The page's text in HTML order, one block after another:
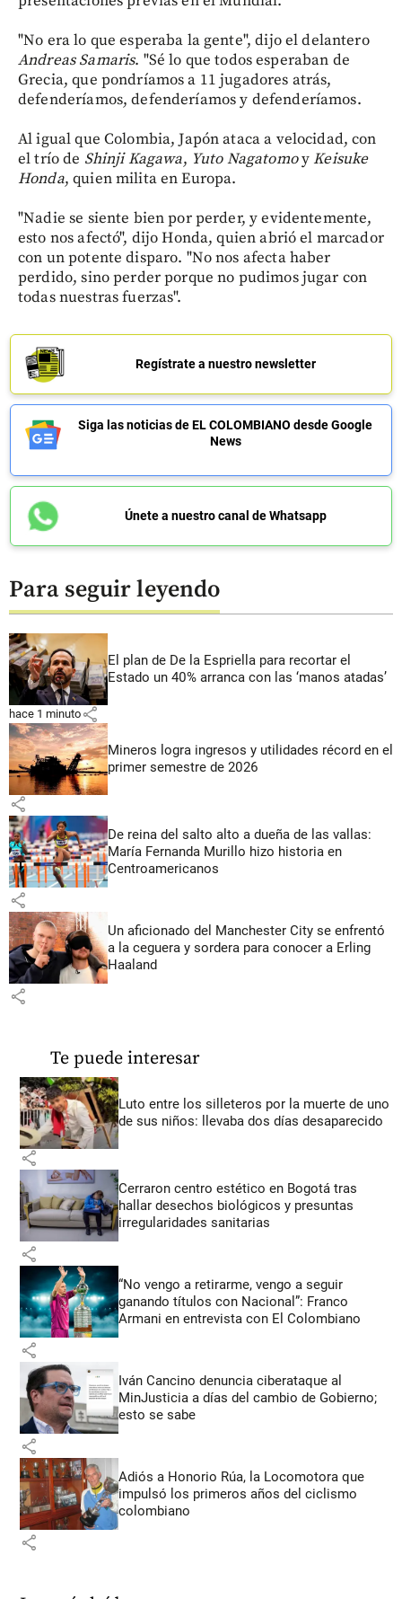
"No era lo que esperaba la gente", dijo el delantero
Andreas Samaris. "Sé lo que todos esperaban de
Grecia, que pondríamos a 11 jugadores atrás,
defenderíamos, defenderíamos y defenderíamos.
Al igual que Colombia, Japón ataca a velocidad, con
el trío de Shinji Kagawa, Yuto NagatomoyKeisuke
Honda, quien milita en Europa.
"Nadie se siente bien por perder, y evidentemente,
esto nos afectó", dijo Honda, quien abrió el marcador
con un potente disparo. "No nos afecta haber
perdido, sino perder porque no pudimos jugar con
todas nuestras fuerzas".
Regístrate a nuestro newsletter
Siga las noticias de EL COLOMBIANO desde Google
News
Únete a nuestro canal de Whatsapp
Para seguir leyendo
El plan de De la Espriella para recortar el
Estado un 40% arranca con las ‘manos atadas’
hace 1 minuto share
Mineros logra ingresos y utilidades récord en el
primer semestre de 2026
share
De reina del salto alto a dueña de las vallas:
María Fernanda Murillo hizo historia en
Centroamericanos
share
Un aficionado del Manchester City se enfrentó
a la ceguera y sordera para conocer a Erling
Haaland
share
Te puede interesar
Luto entre los silleteros por la muerte de uno
de sus niños: llevaba dos días desaparecido
share
Cerraron centro estético en Bogotá tras
hallar desechos biológicos y presuntas
irregularidades sanitarias
share
“No vengo a retirarme, vengo a seguir
ganando títulos con Nacional”: Franco
Armani en entrevista con El Colombiano
share
Iván Cancino denuncia ciberataque al
MinJusticia a días del cambio de Gobierno;
esto se sabe
share
Adiós a Honorio Rúa, la Locomotora que
impulsó los primeros años del ciclismo
colombiano
share